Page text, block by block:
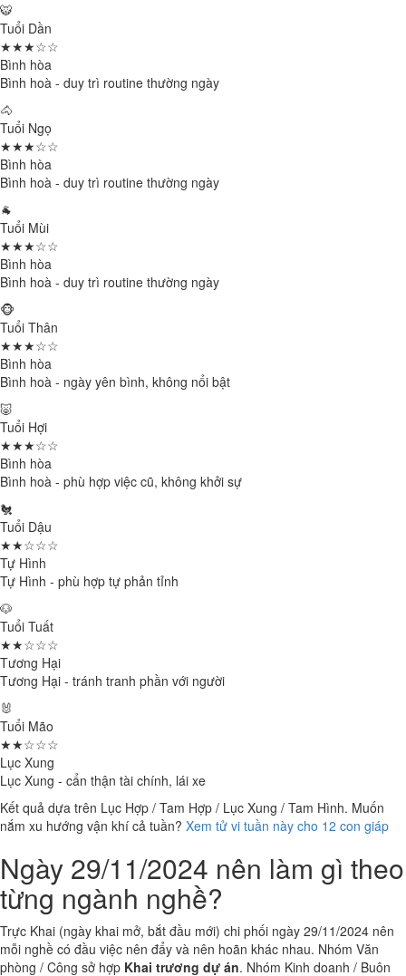
🐯
Tuổi Dần
★★★☆☆
Bình hòa
Bình hoà - duy trì routine thường ngày
🐴
Tuổi Ngọ
★★★☆☆
Bình hòa
Bình hoà - duy trì routine thường ngày
🐐
Tuổi Mùi
★★★☆☆
Bình hòa
Bình hoà - duy trì routine thường ngày
🐵
Tuổi Thân
★★★☆☆
Bình hòa
Bình hoà - ngày yên bình, không nổi bật
🐷
Tuổi Hợi
★★★☆☆
Bình hòa
Bình hoà - phù hợp việc cũ, không khởi sự
🐔
Tuổi Dậu
★★☆☆☆
Tự Hình
Tự Hình - phù hợp tự phản tỉnh
🐶
Tuổi Tuất
★★☆☆☆
Tương Hại
Tương Hại - tránh tranh phần với người
🐰
Tuổi Mão
★★☆☆☆
Lục Xung
Lục Xung - cẩn thận tài chính, lái xe
Kết quả dựa trên Lục Hợp / Tam Hợp / Lục Xung / Tam Hình. Muốn
nắm xu hướng vận khí cả tuần? Xem tử vi tuần này cho 12 con giáp
Ngày 29/11/2024 nên làm gì theo
từng ngành nghề?
Trực Khai (ngày khai mở, bắt đầu mới) chi phối ngày 29/11/2024 nên
mỗi nghề có đầu việc nên đẩy và nên hoãn khác nhau. Nhóm Văn
phòng / Công sở hợp Khai trương dự án. Nhóm Kinh doanh / Buôn